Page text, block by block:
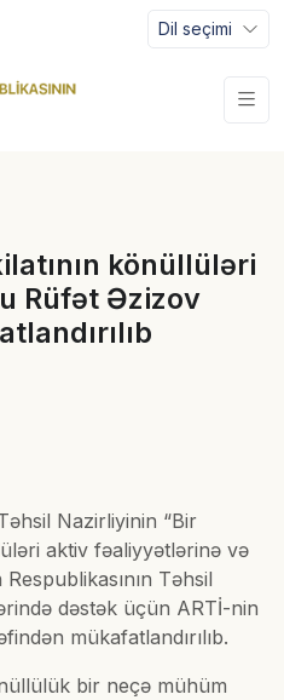
Dil seçimi
könüllüləri
Rüfət Əzizov
Nazirliyinin “Bir
aktiv fəaliyyətlərinə və
Təhsil
dəstək üçün ARTİ-nin
mükafatlandırılıb.
bir neçə mühüm